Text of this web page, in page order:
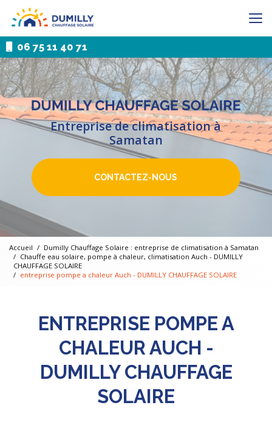
contenu
principal
06 75 11 40 71
Entreprise de climatisation à
Samatan
CONTACTEZ-NOUS
Accueil
Dumilly Chauffage Solaire : entreprise de climatisation à Samatan
Chauffe eau solaire, pompe à chaleur, climatisation Auch - DUMILLY
CHAUFFAGE SOLAIRE
entreprise pompe a chaleur Auch - DUMILLY CHAUFFAGE SOLAIRE
ENTREPRISE POMPE A
CHALEUR AUCH -
DUMILLY CHAUFFAGE
SOLAIRE